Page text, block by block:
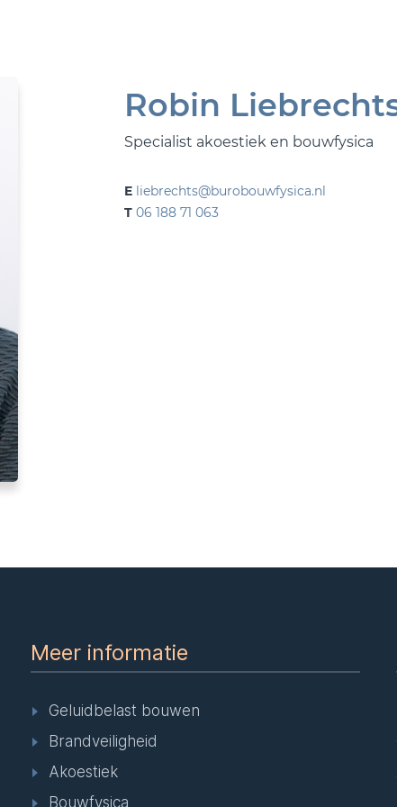
Robin
Specialist akoestiek en bouwfysica
E liebrechts@burobouwfysica.nl
T 06 188 71 063
Meer informatie
Geluidbelast bouwen
Brandveiligheid
Akoestiek
Bouwfysica